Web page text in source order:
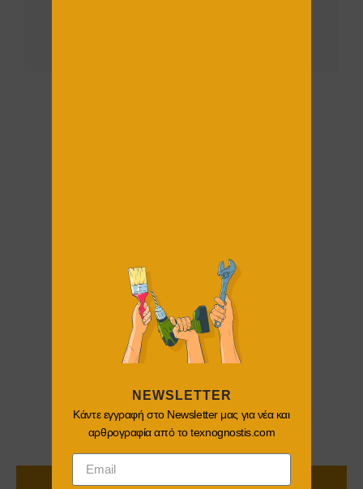
NEWSLETTER
Κάντε εγγραφή στο Newsletter μας για νέα και
αρθρογραφία από το texnognostis.com